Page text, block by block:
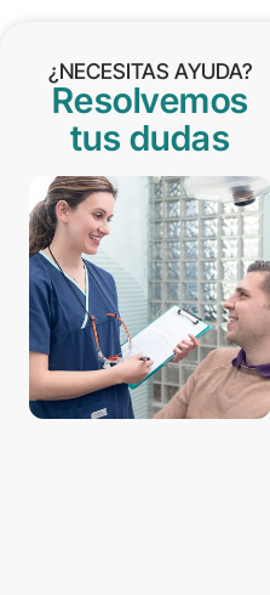
¿NECESITAS AYUDA?
Resolvemos
tus dudas